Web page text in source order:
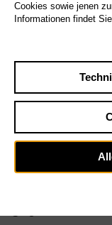
Cookies sowie jenen
Informationen findet